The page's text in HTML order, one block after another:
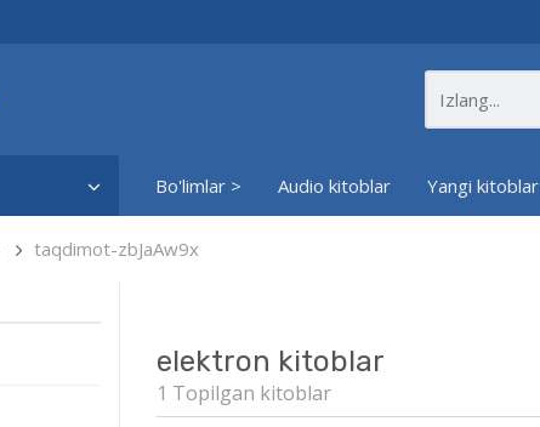
Bo'limlar > Audio kitoblar Yangi kitoblar
taqdimot-zbJaAw9x
elektron kitoblar
1 Topilgan kitoblar